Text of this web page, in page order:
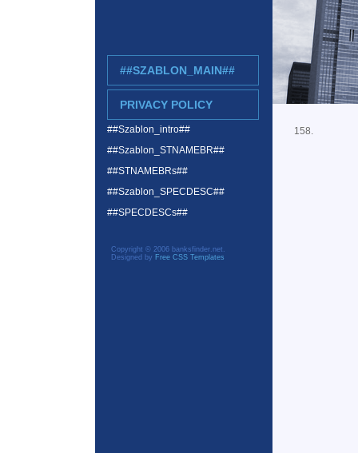
##SZABLON_MAIN##
PRIVACY POLICY
##Szablon_intro##
##Szablon_STNAMEBR##
##STNAMEBRs##
##Szablon_SPECDESC##
##SPECDESCs##
Copyright © 2006 banksfinder.net.
Designed by Free CSS Templates
158.